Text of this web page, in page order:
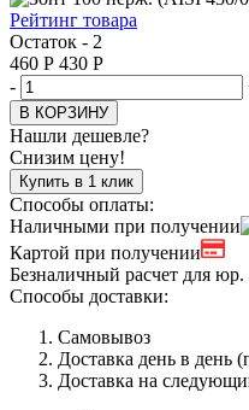
Рейтинг товара
Остаток - 2
460 Р 430 Р
-
В КОРЗИНУ
Нашли дешевле?
Снизим цену!
Купить в 1 клик
Способы оплаты:
Наличными при получении
Картой при получении
Безналичный расчет для юр.
Способы доставки:
Самовывоз
Доставка день в день
Доставка на